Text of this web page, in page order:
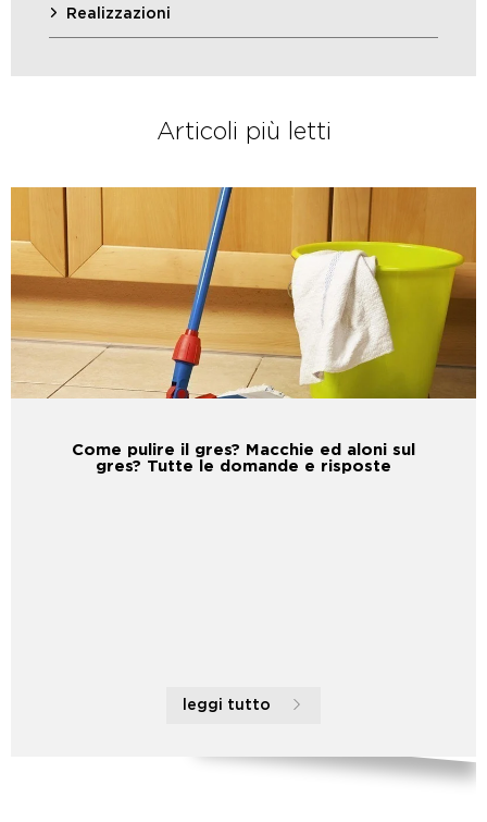
Realizzazioni
Articoli più letti
Come pulire il gres? Macchie ed aloni sul
gres? Tutte le domande e risposte
leggi tutto